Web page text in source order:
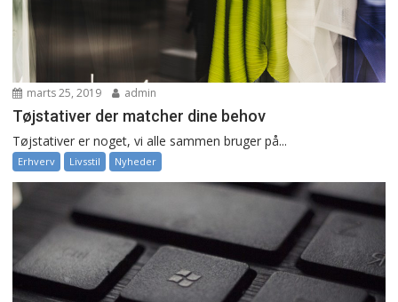
marts 25, 2019 admin
Tøjstativer der matcher dine behov
Tøjstativer er noget, vi alle sammen bruger på...
Erhverv Livsstil Nyheder